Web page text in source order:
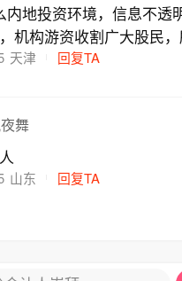
内地投资环境，信息不透
机构游资收割广大股民
股从不上几元财成千元，
天津 回复TA
舞
山东 回复TA